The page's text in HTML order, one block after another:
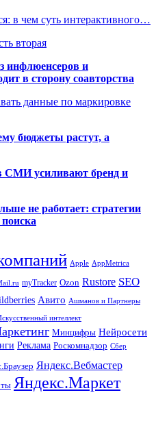
в чем суть интерактивного…
вторая
инфлюенсеров и
в сторону соавторства
данные по маркировке
бюджеты растут, а
СМИ усиливают бренд и
не работает: стратегии
Apple AppMetrica
myTracker Ozon Rustore SEO
Авито Ашманов и Партнеры
интеллект
Минцифры Нейросети
Реклама Роскомнадзор Сбер
Яндекс.Вебмастер
Яндекс.Маркет